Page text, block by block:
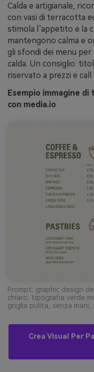
Calda e artigianale,
con vasi di terracotta
stimola l’appetito e la
mantengono calma e
gli sfondi dei menu per
calda. Un consiglio:
riservato a prezzi e call
Esempio immagine
con media.io
Prompt: graphic design
chiaro, tipografia verde
griglia pulita, senza
Crea Visual Per